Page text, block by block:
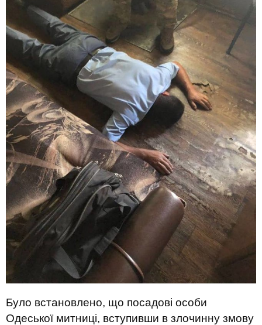
Було встановлено, що посадові особи
Одеської митниці, вступивши в злочинну змову